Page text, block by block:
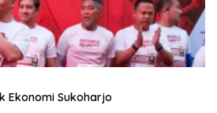
Ekonomi Sukoharjo